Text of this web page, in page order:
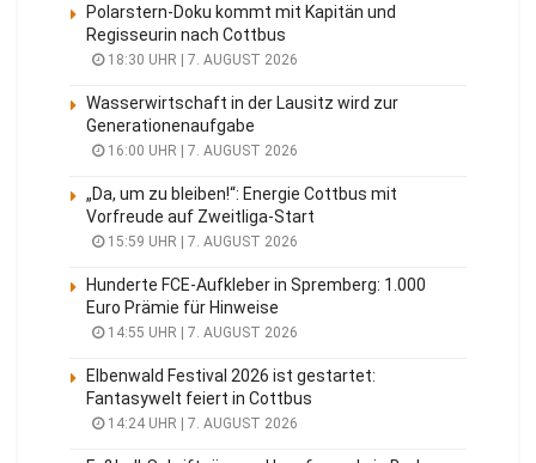
Polarstern-Doku kommt mit Kapitän und
Regisseurin nach Cottbus
18:30 UHR | 7. AUGUST 2026
Wasserwirtschaft in der Lausitz wird zur
Generationenaufgabe
16:00 UHR | 7. AUGUST 2026
„Da, um zu bleiben!“: Energie Cottbus mit
Vorfreude auf Zweitliga-Start
15:59 UHR | 7. AUGUST 2026
Hunderte FCE-Aufkleber in Spremberg: 1.000
Euro Prämie für Hinweise
14:55 UHR | 7. AUGUST 2026
Elbenwald Festival 2026 ist gestartet:
Fantasywelt feiert in Cottbus
14:24 UHR | 7. AUGUST 2026